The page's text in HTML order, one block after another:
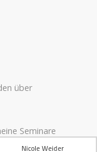
über
Seminare